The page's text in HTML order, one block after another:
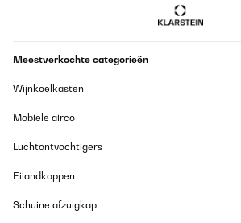
Meestverkochte categorieën
Wijnkoelkasten
Mobiele airco
Luchtontvochtigers
Eilandkappen
Schuine afzuigkap